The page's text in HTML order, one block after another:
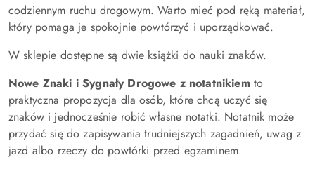
codziennym ruchu drogowym. Warto mieć pod ręką materiał,
który pomaga je spokojnie powtórzyć i uporządkować.
W sklepie dostępne są dwie książki do nauki znaków.
Nowe Znaki i Sygnały Drogowe z notatnikiemto
praktyczna propozycja dla osób, które chcą uczyć się
znaków i jednocześnie robić własne notatki. Notatnik może
przydać się do zapisywania trudniejszych zagadnień, uwag z
jazd albo rzeczy do powtórki przed egzaminem.